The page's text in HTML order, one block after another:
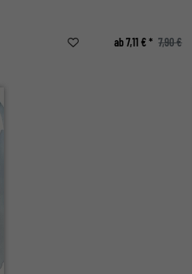
ab 7,11 € * 7,90 €